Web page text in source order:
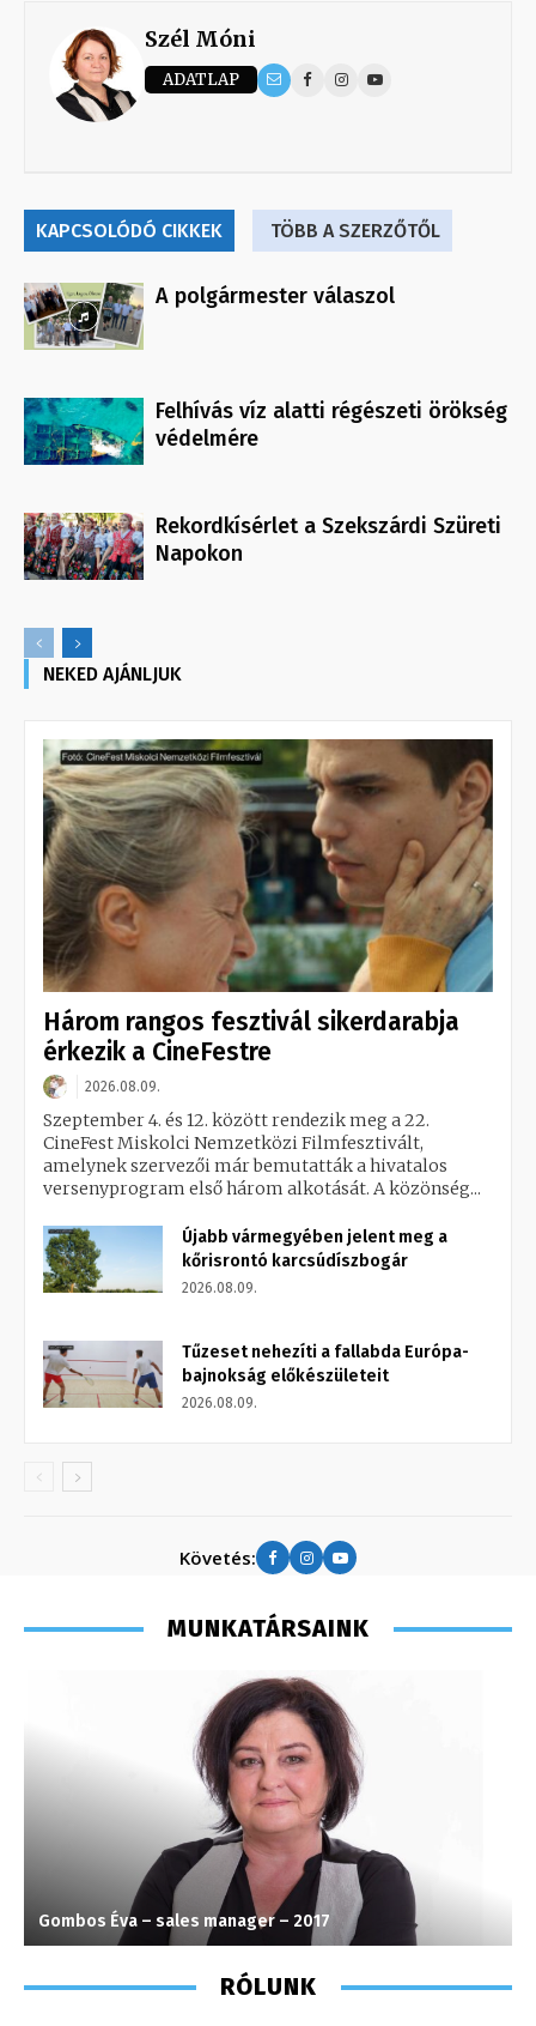
Szél Móni
ADATLAP
KAPCSOLÓDÓ CIKKEK TÖBB A SZERZŐTŐL
A polgármester válaszol
Felhívás víz alatti régészeti örökség
védelmére
Rekordkísérlet a Szekszárdi Szüreti
Napokon
NEKED AJÁNLJUK
Három rangos fesztivál sikerdarabja
érkezik a CineFestre
2026.08.09.
Szeptember 4. és 12. között rendezik meg a 22.
CineFest Miskolci Nemzetközi Filmfesztivált,
amelynek szervezői már bemutatták a hivatalos
versenyprogram első három alkotását. A közönség...
Újabb vármegyében jelent meg a
kőrisrontó karcsúdíszbogár
2026.08.09.
Tűzeset nehezíti a fallabda Európa-
bajnokság előkészületeit
2026.08.09.
Követés:
MUNKATÁRSAINK
Gombos Éva – sales manager – 2017
RÓLUNK